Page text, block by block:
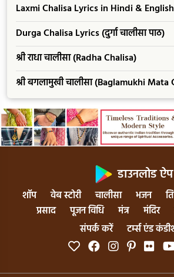
Laxmi Chalisa Lyrics in Hindi & English
Durga Chalisa Lyrics (दुर्गा चालीसा पाठ)
श्री राधा चालीसा (Radha Chalisa)
श्री बगलामुखी चालीसा (Baglamukhi Mata
डाउनलोड ऐप
शॉप वेब स्टोरी चालीसा भजन
प्रसाद
पूजन विधि मंत्र मंदिर
संपर्क करें
टर्म्स एंड